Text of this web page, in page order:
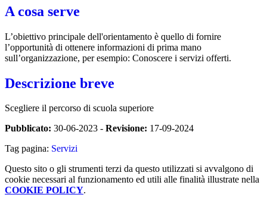
A cosa serve
L’obiettivo principale dell'orientamento è quello di fornire
l’opportunità di ottenere informazioni di prima mano
sull’organizzazione, per esempio: Conoscere i servizi offerti.
Descrizione breve
Scegliere il percorso di scuola superiore
Pubblicato: 30-06-2023 - Revisione: 17-09-2024
Tag pagina: Servizi
Questo sito o gli strumenti terzi da questo utilizzati si avvalgono di
cookie necessari al funzionamento ed utili alle finalità illustrate nella
COOKIE POLICY.